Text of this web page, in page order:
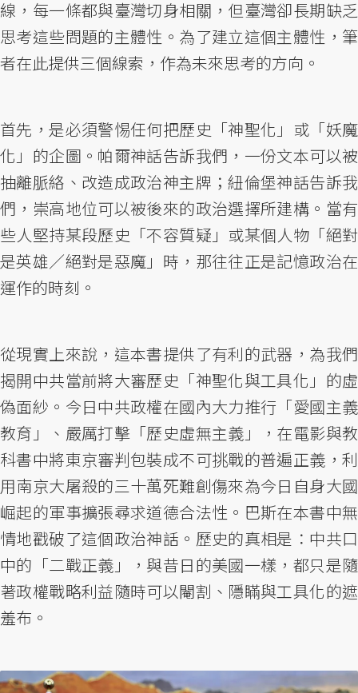
線，每一條都與臺灣切身相關，但臺灣卻長期缺乏
思考這些問題的主體性。為了建立這個主體性，筆
者在此提供三個線索，作為未來思考的方向。
首先，是必須警惕任何把歷史「神聖化」或「妖魔
化」的企圖。帕爾神話告訴我們，一份文本可以被
抽離脈絡、改造成政治神主牌；紐倫堡神話告訴我
們，崇高地位可以被後來的政治選擇所建構。當有
些人堅持某段歷史「不容質疑」或某個人物「絕對
是英雄／絕對是惡魔」時，那往往正是記憶政治在
運作的時刻。
從現實上來說，這本書提供了有利的武器，為我們
揭開中共當前將大審歷史「神聖化與工具化」的虛
偽面紗。今日中共政權在國內大力推行「愛國主義
教育」、嚴厲打擊「歷史虛無主義」，在電影與教
科書中將東京審判包裝成不可挑戰的普遍正義，利
用南京大屠殺的三十萬死難創傷來為今日自身大國
崛起的軍事擴張尋求道德合法性。巴斯在本書中無
情地戳破了這個政治神話。歷史的真相是：中共口
中的「二戰正義」，與昔日的美國一樣，都只是隨
著政權戰略利益隨時可以閹割、隱瞞與工具化的遮
羞布。